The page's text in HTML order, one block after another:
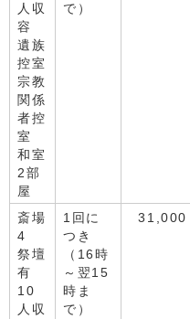
人収
容
遺族
控室
宗教
関係
者控
室
和室
2部
屋
で）
斎場
4
祭壇
有
10
人収
1回に
つき
（16時
～翌15
時ま
で）
31,000